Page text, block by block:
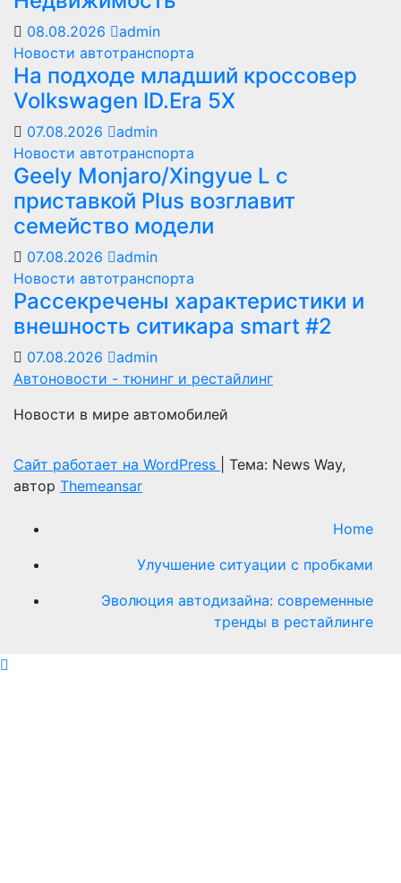
08.08.2026
admin
Новости автотранспорта
На подходе младший кроссовер
Volkswagen ID.Era 5X
07.08.2026
admin
Новости автотранспорта
Geely Monjaro/Xingyue L с
приставкой Plus возглавит
семейство модели
07.08.2026
admin
Новости автотранспорта
Рассекречены характеристики и
внешность ситикара smart #2
07.08.2026
admin
Автоновости - тюнинг и рестайлинг
Новости в мире автомобилей
Сайт работает на WordPress
Тема: News Way,
автор Themeansar
Home
Улучшение ситуации с пробками
Эволюция автодизайна: современные
тренды в рестайлинге